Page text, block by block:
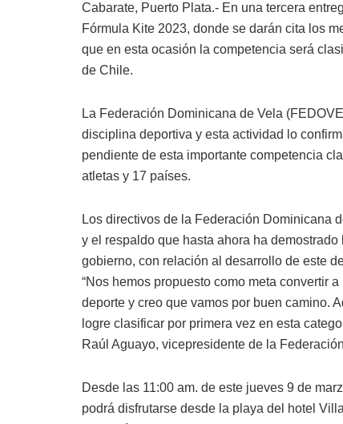
Cabarate, Puerto Plata.- En una tercera
Fórmula Kite 2023, donde se darán cita los
que en esta ocasión la competencia será
de Chile.
La Federación Dominicana de Vela
disciplina deportiva y esta actividad lo
pendiente de esta importante competencia
atletas y 17 países.
Los directivos de la Federación Dominicana
y el respaldo que hasta ahora ha
gobierno, con relación al desarrollo de este
“Nos hemos propuesto como meta convertir
deporte y creo que vamos por buen camino.
logre clasificar por primera vez en esta
Raúl Aguayo, vicepresidente de la
Desde las 11:00 am. de este jueves 9 de
podrá disfrutarse desde la playa del hotel